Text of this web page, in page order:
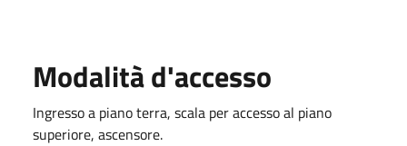
Modalità d'accesso
Ingresso a piano terra, scala per accesso al piano
superiore, ascensore.